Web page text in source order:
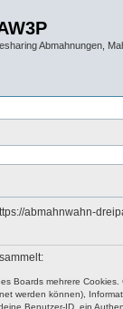
Abmahnungen,
abmahnwahn-
Boards mehrere
werden können),
Benutzer-ID, ein